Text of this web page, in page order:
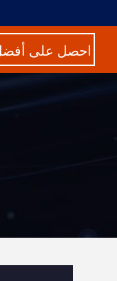
احصل على